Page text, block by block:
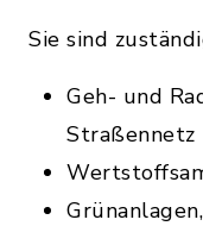
Sie sind
Geh- und
Straßennetz